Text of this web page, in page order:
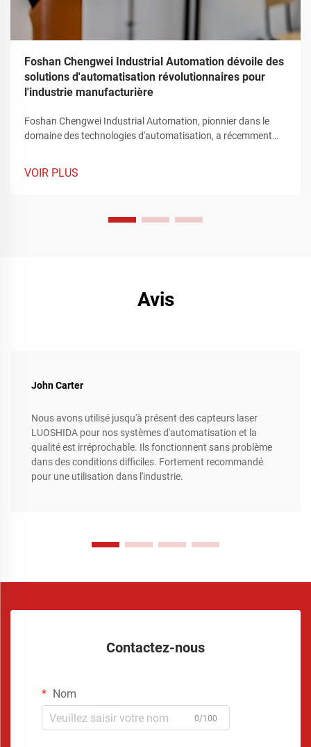
Foshan Chengwei Industrial Automation dévoile des
solutions d'automatisation révolutionnaires pour
l'industrie manufacturière
Foshan Chengwei Industrial Automation, pionnier dans le
domaine des technologies d'automatisation, a récemment
redéfinissent le paysage de la production industrielle. Ces
représentent un bond en avant significatif dans l'amélioration
VOIR PLUS
Avis
John Carter
Nous avons utilisé jusqu'à présent des capteurs laser
LUOSHIDA pour nos systèmes d'automatisation et la
qualité est irréprochable. Ils fonctionnent sans problème
dans des conditions difficiles. Fortement recommandé
pour une utilisation dans l'industrie.
Contactez-nous
Nom
0/100